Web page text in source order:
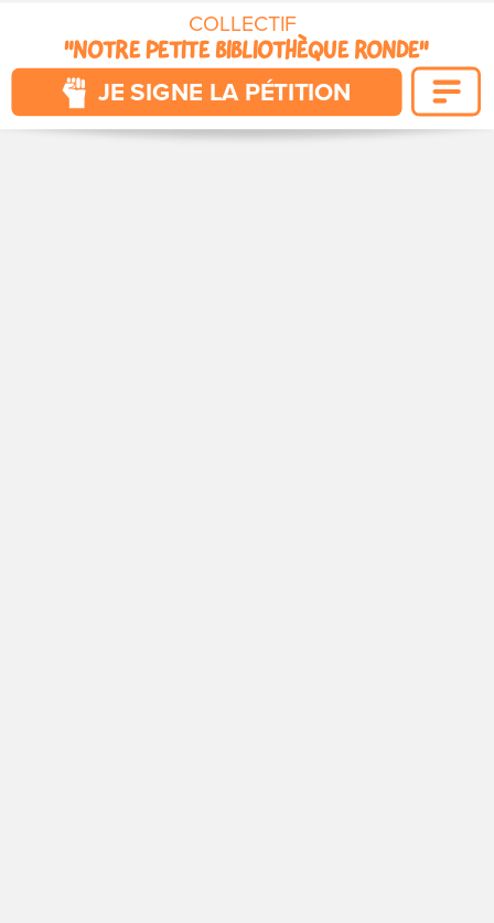
JE SIGNE LA PÉTITION
COLLECTIF
"NOTRE PETITE BIBLIOTHÈQUE RONDE"
POUR QUE VIVENT NOS CITÉS